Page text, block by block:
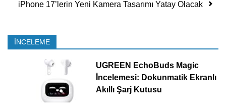
iPhone 17’lerin Yeni Kamera Tasarımı Yatay Olacak
İNCELEME
UGREEN EchoBuds Magic
İncelemesi: Dokunmatik Ekranlı
Akıllı Şarj Kutusu